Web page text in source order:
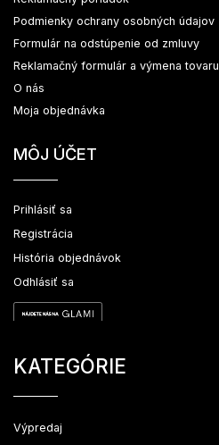
Podmienky ochrany osobných údajov
Formulár na odstúpenie od zmluvy
Reklamačný formulár a výmena tovaru
O nás
Moja objednávka
MÔJ ÚČET
Prihlásiť sa
Registrácia
História objednávok
Odhlásiť sa
KATEGÓRIE
Výpredaj